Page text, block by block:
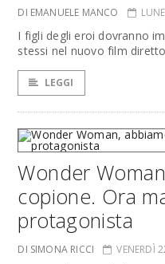
DI EMANUELE MANCO
I figli degli eroi dovranno
stessi nel nuovo film
LEGGI
Wonder
copione. Ora
protagonista
DI SIMONA RICCI VENERDÌ